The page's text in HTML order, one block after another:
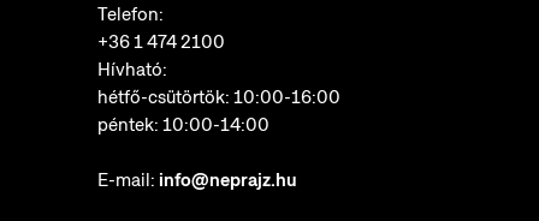
Telefon:
+36 1 474 2100
Hívható:
hétfő-csütörtök: 10:00-16:00
péntek: 10:00-14:00
E-mail: info@neprajz.hu